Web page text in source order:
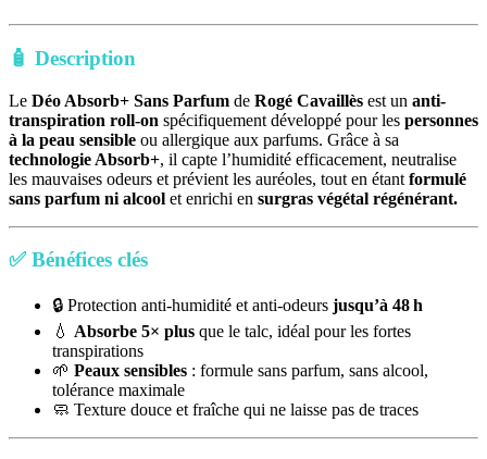
🧴 Description
Le Déo Absorb+ Sans Parfum de Rogé Cavaillès est un anti-
transpiration roll-on spécifiquement développé pour les personnes
à la peau sensible ou allergique aux parfums. Grâce à sa
technologie Absorb+, il capte l’humidité efficacement, neutralise
les mauvaises odeurs et prévient les auréoles, tout en étant formulé
sans parfum ni alcool et enrichi en surgras végétal régénérant.
✅Bénéfices clés
🔒 Protection anti-humidité et anti-odeurs jusqu’à 48 h
💧 Absorbe 5× plus que le talc, idéal pour les fortes
transpirations
🌱 Peaux sensibles : formule sans parfum, sans alcool,
tolérance maximale
🧼 Texture douce et fraîche qui ne laisse pas de traces